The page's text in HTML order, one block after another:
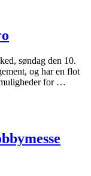
søndag den 10.
og har en flot
for …